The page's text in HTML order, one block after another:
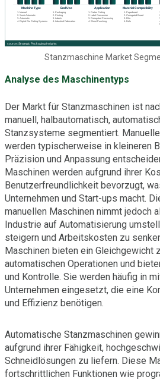
Stanzmaschine Market
Analyse des Maschinentyps
Der Markt für Stanzmaschinen ist
manuell, halbautomatisch,
Stanzsysteme segmentiert.
werden typischerweise in kleineren
Präzision und Anpassung
Maschinen werden aufgrund ihrer
Benutzerfreundlichkeit bevorzugt,
Unternehmen und Start-ups macht.
manuellen Maschinen nimmt jedoch
Industrie auf Automatisierung
steigern und Arbeitskosten zu
Maschinen bieten ein Gleichgewicht
automatischen Operationen und
und Kontrolle. Sie werden häufig in
Unternehmen eingesetzt, die eine
und Effizienz benötigen.
Automatische Stanzmaschinen
aufgrund ihrer Fähigkeit,
Schneidlösungen zu liefern. Diese
fortschrittlichen Funktionen wie